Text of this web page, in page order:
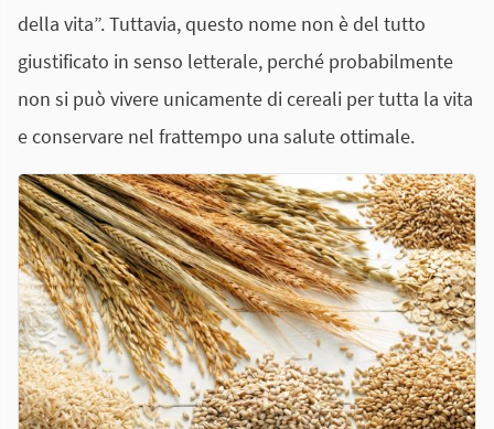
della vita”. Tuttavia, questo nome non è del tutto
giustificato in senso letterale, perché probabilmente
non si può vivere unicamente di cereali per tutta la vita
e conservare nel frattempo una salute ottimale.